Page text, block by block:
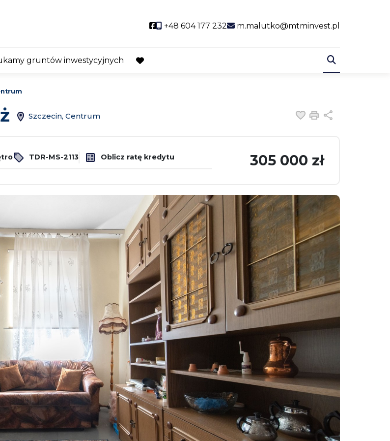
Social link
+48 604 177 232 m.malutko@mtminvest.pl
gruntów inwestycyjnych
favorite
Szczecin, Centrum Dodaj do
Drukuj
TDR-MS-2113 Oblicz ratę kredytu 305 000 zł